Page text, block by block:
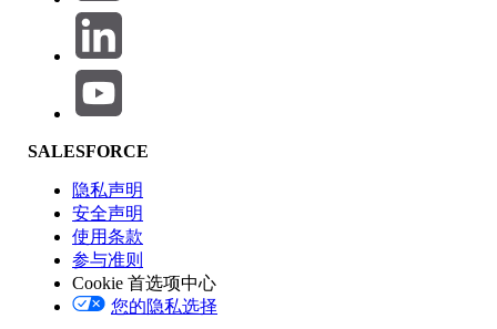
产品区域
功能影响
版本
SALESFORCE
隐私声明
安全声明
使用条款
参与准则
Cookie 首选项中心
您的隐私选择